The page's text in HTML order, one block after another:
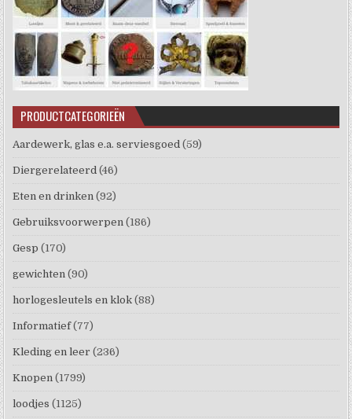
PRODUCTCATEGORIEËN
Aardewerk, glas e.a. serviesgoed (59)
Diergerelateerd (46)
Eten en drinken (92)
Gebruiksvoorwerpen (186)
Gesp (170)
gewichten (90)
horlogesleutels en klok (88)
Informatief (77)
Kleding en leer (236)
Knopen (1799)
loodjes (1125)